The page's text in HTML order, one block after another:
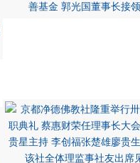
善基金 郭光国董事长接